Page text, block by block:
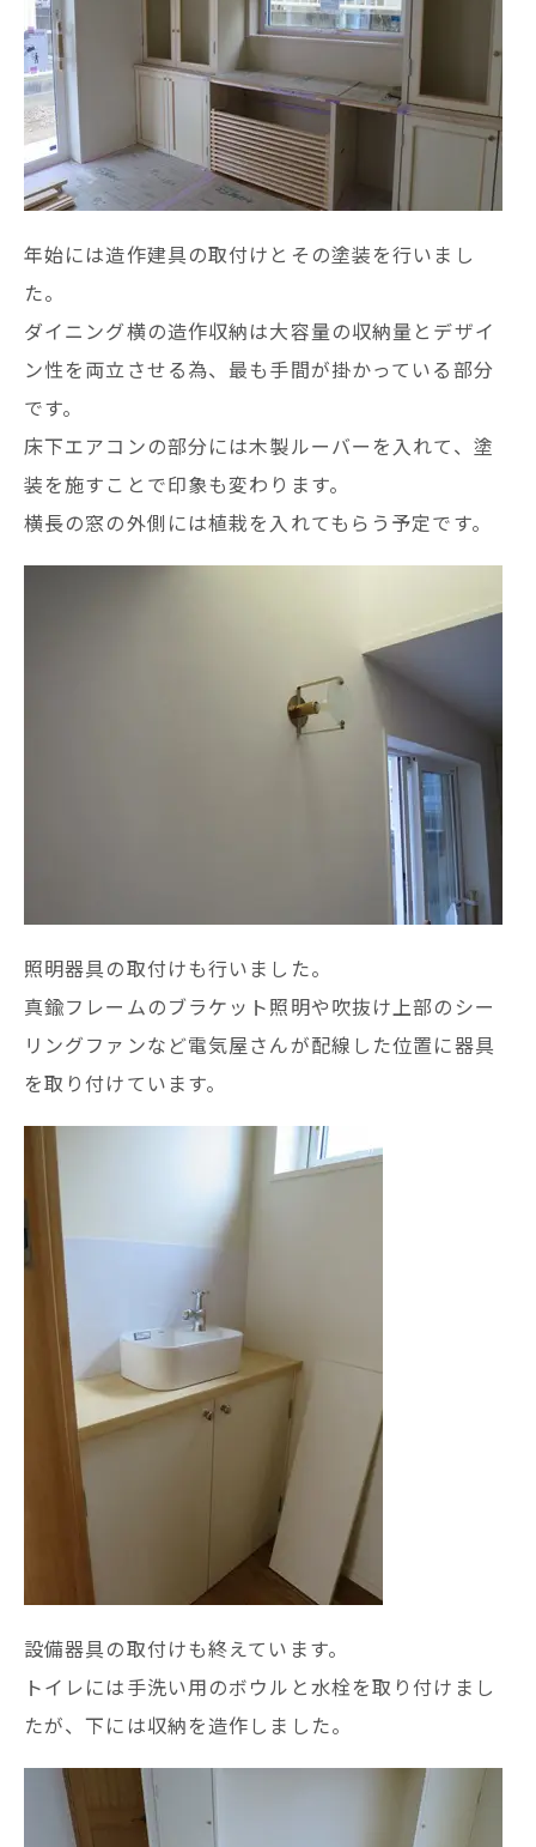
年始には造作建具の取付けとその塗装を行いまし
た。
ダイニング横の造作収納は大容量の収納量とデザイ
ン性を両立させる為、最も手間が掛かっている部分
です。
床下エアコンの部分には木製ルーバーを入れて、塗
装を施すことで印象も変わります。
横長の窓の外側には植栽を入れてもらう予定です。
照明器具の取付けも行いました。
真鍮フレームのブラケット照明や吹抜け上部のシー
リングファンなど電気屋さんが配線した位置に器具
を取り付けています。
設備器具の取付けも終えています。
トイレには手洗い用のボウルと水栓を取り付けまし
たが、下には収納を造作しました。